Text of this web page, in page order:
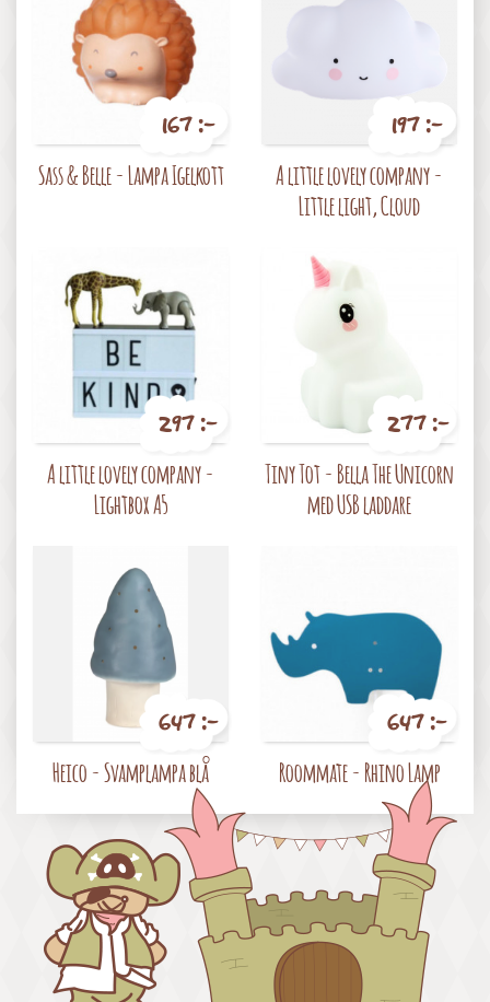
167 :-
Sass & Belle - Lampa Igelkott
197 :-
A little lovely company -
Little light, Cloud
297 :-
A little lovely company -
Lightbox A5
277 :-
Tiny Tot - Bella The Unicorn
med USB laddare
647 :-
Heico - Svamplampa blå
647 :-
Roommate - Rhino Lamp